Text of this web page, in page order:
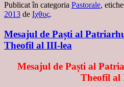
Publicat în categoria Pastorale,
2013 de Ιχθυς.
Mesajul de Paști al
Theofil al III-lea
Mesajul de Paști al
Theofil al